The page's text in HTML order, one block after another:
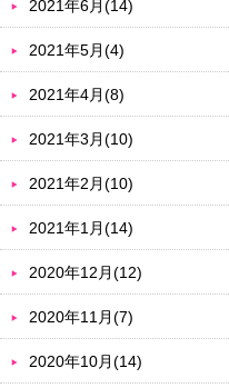
2021年6月(14)
2021年5月(4)
2021年4月(8)
2021年3月(10)
2021年2月(10)
2021年1月(14)
2020年12月(12)
2020年11月(7)
2020年10月(14)